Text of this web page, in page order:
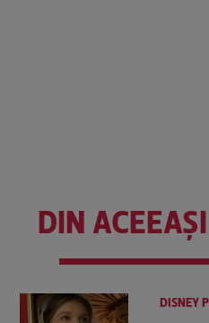
DIN
DISNEY